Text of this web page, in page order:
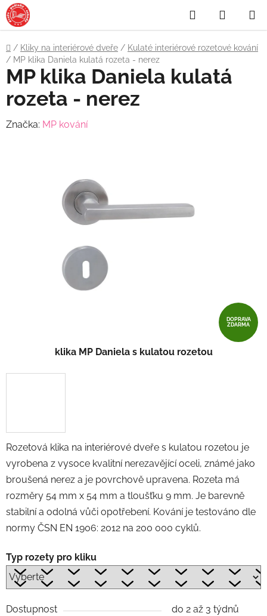
Přejít
na
obsah
Hledat
KOŠÍK
Domů
/ Kliky na interiérové dveře / Kulaté interiérové rozetové kování
/ MP klika Daniela kulatá rozeta - nerez
Rozetová klika na interiérové ​​dveře s kulatou rozetou je
vyrobena z vysoce kvalitní nerezavějící oceli, známé jako
broušená nerez a je povrchově upravena. Rozeta má
rozměry 54 mm x 54 mm a tloušťku 9 mm. Je barevně
stabilní a odolná vůči opotřebení. Kování je testováno dle
normy ČSN EN 1906: 2012 na 200 000 cyklů.
Typ rozety pro kliku
Dostupnost
do 2 až 3 týdnů
MP klika Daniela kulatá
rozeta - nerez
Značka: MP kování
DOPRAVA
ZDARMA
klika MP Daniela s kulatou rozetou